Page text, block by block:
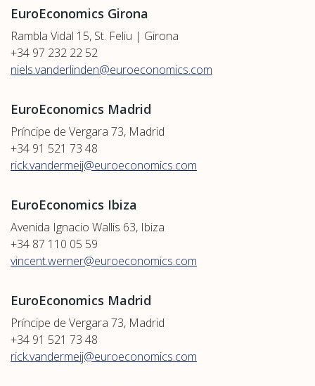
EuroEconomics Girona
Rambla Vidal 15, St. Feliu | Girona
+34 97 232 22 52
niels.vanderlinden@euroeconomics.com
EuroEconomics Madrid
Príncipe de Vergara 73, Madrid
+34 91 521 73 48
rick.vandermeij@euroeconomics.com
EuroEconomics Ibiza
Avenida Ignacio Wallis 63, Ibiza
+34 87 110 05 59
vincent.werner@euroeconomics.com
EuroEconomics Madrid
Príncipe de Vergara 73, Madrid
+34 91 521 73 48
rick.vandermeij@euroeconomics.com